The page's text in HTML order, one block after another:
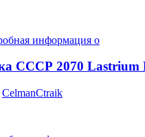
СССР 2070 Lastrium
CelmanCtraik